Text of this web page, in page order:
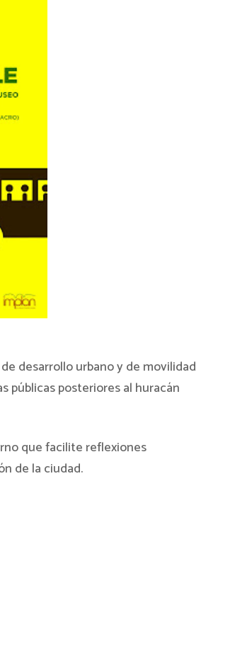
desarrollo urbano y de movilidad
públicas posteriores al huracán
que facilite reflexiones
de la ciudad.